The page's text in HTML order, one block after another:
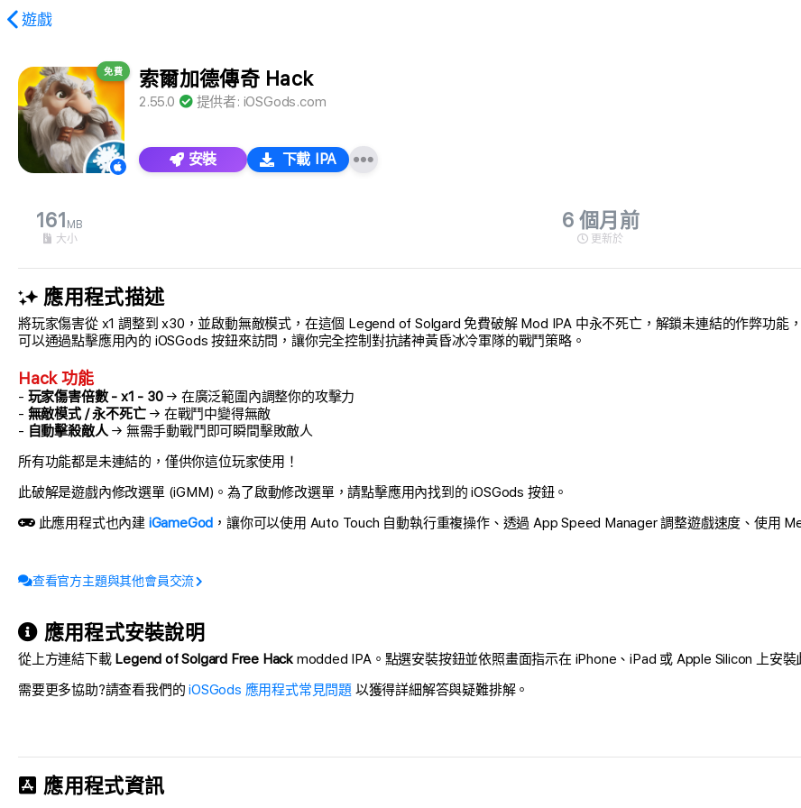
遊戲
免費 索爾加德傳奇 Hack
2.55.0 提供者: iOSGods.com
安裝 下載 IPA
161 MB
大小
6 個月前
更新於
應用程式描述
將玩家傷害從 x1 調整到 x30，並啟動無敵模式，在這個 Legend of Solgard 免費破解 Mod IPA 中永不死亡，解鎖未連結的作弊功能
可以通過點擊應用內的 iOSGods 按鈕來訪問，讓你完全控制對抗諸神黃昏冰冷軍隊的戰鬥策略。
Hack 功能
- 玩家傷害倍數 - x1 - 30→ 在廣泛範圍內調整你的攻擊力
- 無敵模式 / 永不死亡→ 在戰鬥中變得無敵
- 自動擊殺敵人→ 無需手動戰鬥即可瞬間擊敗敵人
所有功能都是未連結的，僅供你這位玩家使用！
此破解是遊戲內修改選單 (iGMM)。為了啟動修改選單，請點擊應用內找到的 iOSGods 按鈕。
此應用程式也內建 iGameGod ，讓你可以使用 Auto Touch 自動執行重複操作、透過 App Speed Manager 調整遊戲速度、使用
查看官方主題與其他會員交流
應用程式安裝說明
從上方連結下載 Legend of Solgard Free Hack modded IPA。點選安裝按鈕並依照畫面指示在 iPhone、iPad 或 Apple Silicon 上安裝
需要更多協助?請查看我們的iOSGods 應用程式常見問題 以獲得詳細解答與疑難排解。
應用程式資訊